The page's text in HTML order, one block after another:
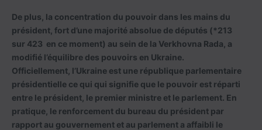
De plus, la concentration du pouvoir dans les mains du
président, fort d’une majorité absolue de députés (*213
sur 423 en ce moment) au sein de la Verkhovna Rada, a
modifié l’équilibre des pouvoirs en Ukraine.
Officiellement, l’Ukraine est une république parlementaire
présidentielle ce qui qui signifie que le pouvoir est réparti
entre le président, le premier ministre et le parlement. En
pratique, le renforcement du bureau du président par
rapport au gouvernement et au parlement a affaibli le